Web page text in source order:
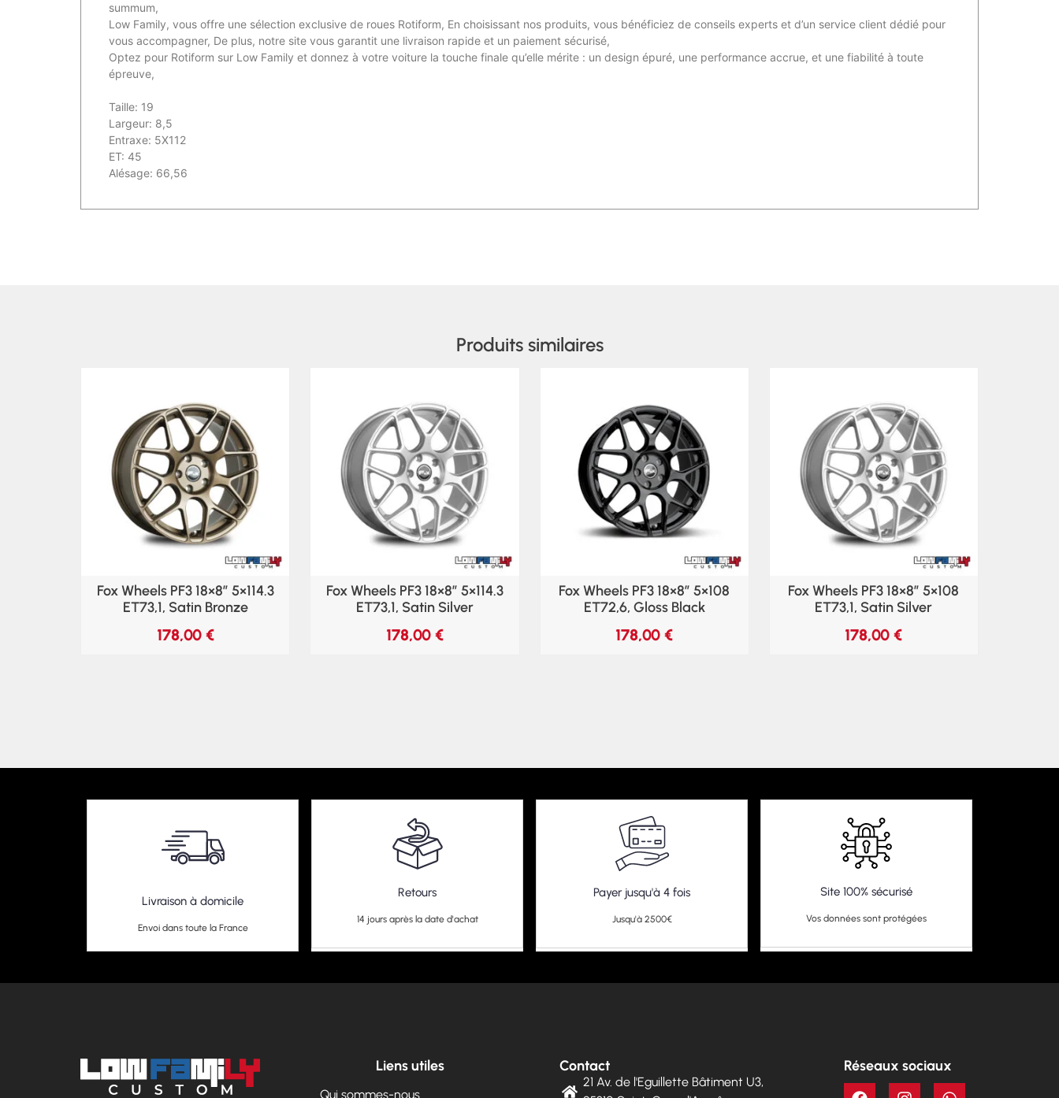
summum,
Low Family, vous offre une sélection exclusive de roues Rotiform, En choisissant nos produits, vous bénéficiez de conseils experts et d’un service client dédié pour
vous accompagner, De plus, notre site vous garantit une livraison rapide et un paiement sécurisé,
Optez pour Rotiform sur Low Family et donnez à votre voiture la touche finale qu’elle mérite : un design épuré, une performance accrue, et une fiabilité à toute
épreuve,
Taille: 19
Largeur: 8,5
Entraxe: 5X112
ET: 45
Alésage: 66,56
Produits similaires
Fox Wheels PF3 18×8″ 5×114.3
ET73,1, Satin Bronze
178,00 €
Fox Wheels PF3 18×8″ 5×114.3
ET73,1, Satin Silver
178,00 €
Fox Wheels PF3 18×8″ 5×108
ET72,6, Gloss Black
178,00€
Fox Wheels PF3 18×8″ 5×108
ET73,1, Satin Silver
178,00€
Livraison à domicile
Envoi dans toute la France
Retours
14 jours après la date d'achat
Payer jusqu'à 4 fois
Jusqu'à 2500€
Site 100% sécurisé
Vos données sont protégées
Liens utiles
Qui sommes-nous
Contact
21 Av. de l'Eguillette Bâtiment U3,
Réseaux sociaux